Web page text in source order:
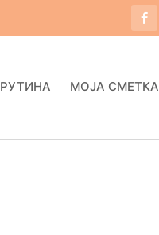
РУТИНА МОЈА СМЕТКА